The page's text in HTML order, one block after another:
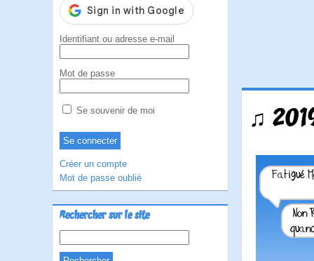
Identifiant ou adresse e-mail
Mot de passe
Se souvenir de moi
Créer un compte
Mot de passe oublié
Rechercher sur le site
♫